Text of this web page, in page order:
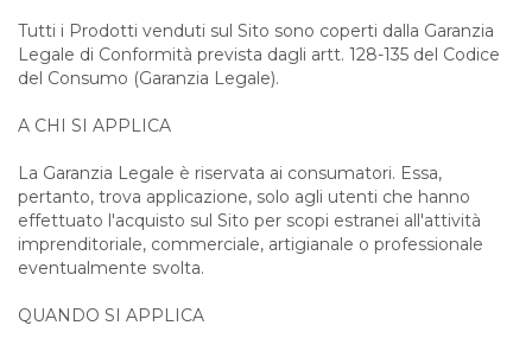
Tutti i Prodotti venduti sul Sito sono coperti dalla Garanzia
Legale di Conformità prevista dagli artt. 128-135 del Codice
del Consumo (Garanzia Legale).
A CHI SI APPLICA
La Garanzia Legale è riservata ai consumatori. Essa,
pertanto, trova applicazione, solo agli utenti che hanno
effettuato l'acquisto sul Sito per scopi estranei all'attività
imprenditoriale, commerciale, artigianale o professionale
eventualmente svolta.
QUANDO SI APPLICA